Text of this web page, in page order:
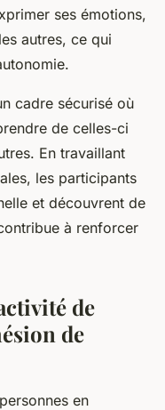
ses émotions,
autres, ce qui
cadre sécurisé où
de celles-ci
En travaillant
les participants
et découvrent de
à renforcer
de
de
en